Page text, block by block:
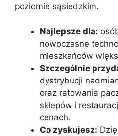
poziomie sąsiedzkim.
Najlepsze dla:
nowoczesne
mieszkańców
Szczególnie
dystrybucji
oraz ratowania
sklepów i
cenach.
Co zyskujesz: